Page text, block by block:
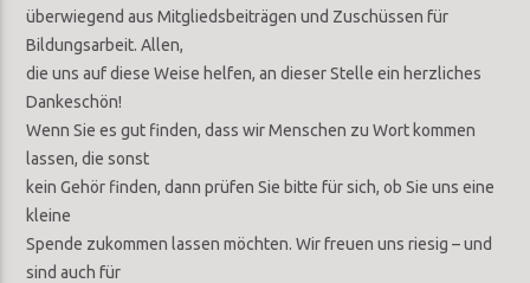
überwiegend aus Mitgliedsbeiträgen und Zuschüssen für
Bildungsarbeit. Allen,
die uns auf diese Weise helfen, an dieser Stelle ein herzliches
Dankeschön!
Wenn Sie es gut finden, dass wir Menschen zu Wort kommen
lassen, die sonst
kein Gehör finden, dann prüfen Sie bitte für sich, ob Sie uns eine
kleine
Spende zukommen lassen möchten. Wir freuen uns riesig – und
sind auch für